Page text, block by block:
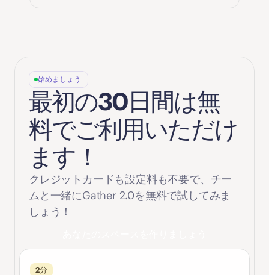
ちらの
みてくださいね。
Gather 1.0からの移行ですか？その場合は
こちらの移行ガイドに沿って進めてみて
ください。
始めましょう
最初の30日間は無
料でご利用いただけ
ます！
クレジットカードも設定料も不要で、チー
ムと一緒にGather 2.0を無料で試してみま
しょう！
2分